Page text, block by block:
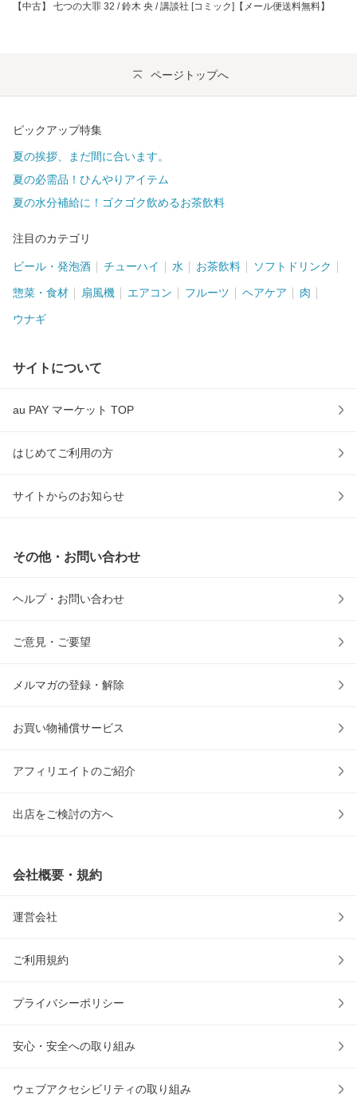
【中古】 七つの大罪 32 / 鈴木 央 / 講談社 [コミック]【メール便送料無料】
ページトップへ
ピックアップ特集
夏の挨拶、まだ間に合います。
夏の必需品！ひんやりアイテム
夏の水分補給に！ゴクゴク飲めるお茶飲料
注目のカテゴリ
ビール・発泡酒 チューハイ 水 お茶飲料 ソフトドリンク
惣菜・食材 扇風機 エアコン フルーツ ヘアケア 肉
ウナギ
サイトについて
au PAY マーケット TOP
はじめてご利用の方
サイトからのお知らせ
その他・お問い合わせ
ヘルプ・お問い合わせ
ご意見・ご要望
メルマガの登録・解除
お買い物補償サービス
アフィリエイトのご紹介
出店をご検討の方へ
会社概要・規約
運営会社
ご利用規約
プライバシーポリシー
安心・安全への取り組み
ウェブアクセシビリティの取り組み